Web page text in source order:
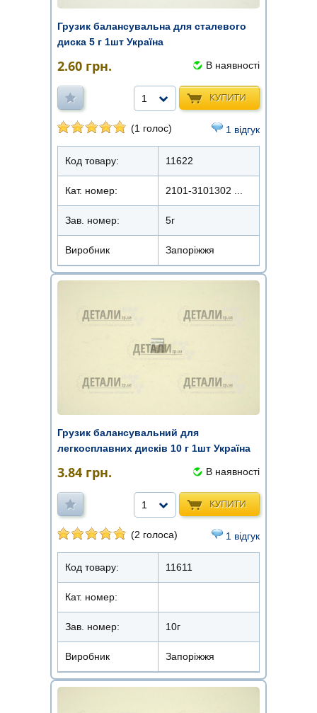
Грузик балансувальна для сталевого
диска 5 г 1шт Україна
2.60 грн. В наявності
КУПИТИ
1
(1 голос) 1 відгук
Код товару: 11622
Кат. номер: 2101-3101302 ...
Зав. номер: 5г
Виробник Запоріжжя
Грузик балансувальний для
легкосплавних дисків 10 г 1шт Україна
3.84 грн. В наявності
КУПИТИ
1
(2 голоса) 1 відгук
Код товару: 11611
Кат. номер:
Зав. номер: 10г
Виробник Запоріжжя